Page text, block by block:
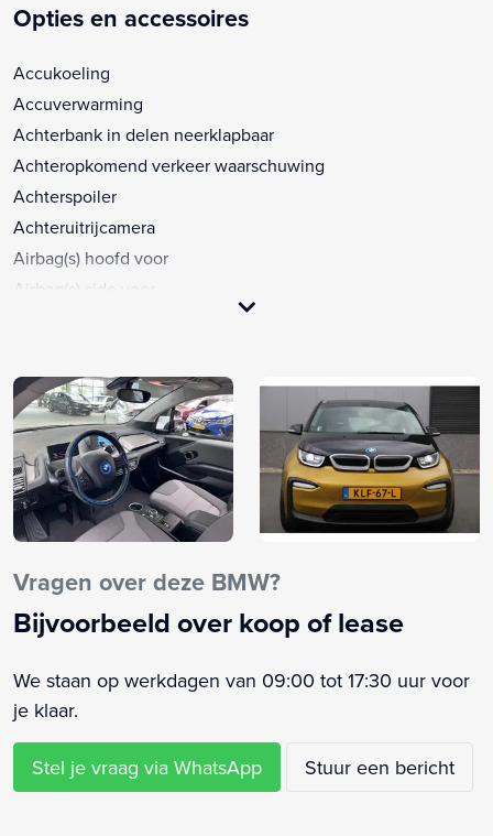
Opties en accessoires
Accukoeling
Accuverwarming
Achterbank in delen neerklapbaar
Achteropkomend verkeer waarschuwing
Achterspoiler
Achteruitrijcamera
Airbag(s) hoofd voor
Airbag(s) side voor
Airco
Airco automatisch
Airco met elektronische regeling
Alarm klasse 3
Andere dakkleur
Anti Blokkeer Systeem
Apple CarPlay
Apple Carplay/Android Auto
Bandenspanningscontrolesysteem
Bestuurdersstoel in hoogte verstelbaar
Binnenspiegel automatisch dimmend
Bluetooth
Vragen over deze BMW?
Bijvoorbeeld over koop of lease
We staan op werkdagen van 09:00 tot 17:30 uur voor
je klaar.
Stel je vraag via WhatsApp Stuur een bericht